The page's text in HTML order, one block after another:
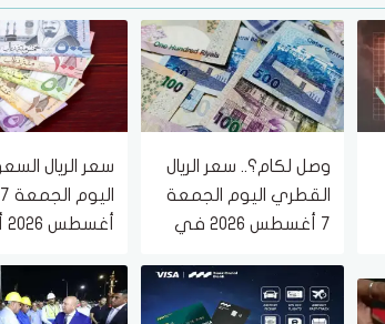
وصل لكام؟.. سعر الريال
القطري اليوم الجمعة
7 أغسطس 2026 في
سعر الريال
اليوم الجمعة 7
البنوك